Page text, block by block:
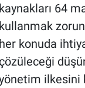
kaynakları 64
kullanmak
her konuda
çözüleceği
ilkesini